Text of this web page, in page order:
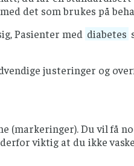
det som brukes på
Pasienter med diabetes
justeringer og
(markeringer). Du vil få
viktig at du ikke